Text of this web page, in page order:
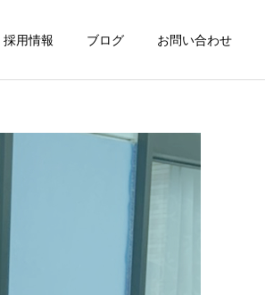
採用情報 ブログ お問い合わせ
詳細を見る